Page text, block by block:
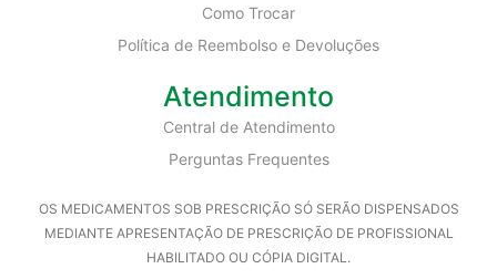
Como Trocar
Política de Reembolso e Devoluções
Atendimento
Central de Atendimento
Perguntas Frequentes
OS MEDICAMENTOS SOB PRESCRIÇÃO SÓ SERÃO DISPENSADOS
MEDIANTE APRESENTAÇÃO DE PRESCRIÇÃO DE PROFISSIONAL
HABILITADO OU CÓPIA DIGITAL.